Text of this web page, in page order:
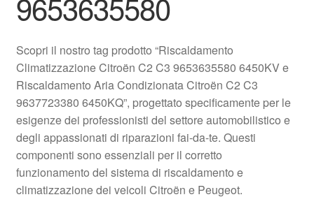
Contatto
Il mio account
Pagamenti
Politica sulla riservatezza
Procedura di Reclamo
Registratore di cassa
Scopri il nostro tag prodotto “Riscaldamento
Climatizzazione Citroën C2 C3 9653635580 6450KV e
Riscaldamento Aria Condizionata Citroën C2 C3
9637723380 6450KQ”, progettato specificamente per le
esigenze dei professionisti del settore automobilistico e
degli appassionati di riparazioni fai-da-te. Questi
componenti sono essenziali per il corretto
funzionamento del sistema di riscaldamento e
climatizzazione dei veicoli Citroën e Peugeot.